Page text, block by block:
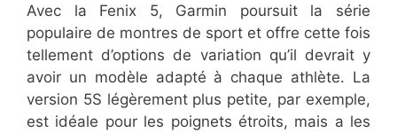
Avec la Fenix 5, Garmin poursuit la série
populaire de montres de sport et offre cette fois
tellement d’options de variation qu’il devrait y
avoir un modèle adapté à chaque athlète. La
version 5S légèrement plus petite, par exemple,
est idéale pour les poignets étroits, mais a les